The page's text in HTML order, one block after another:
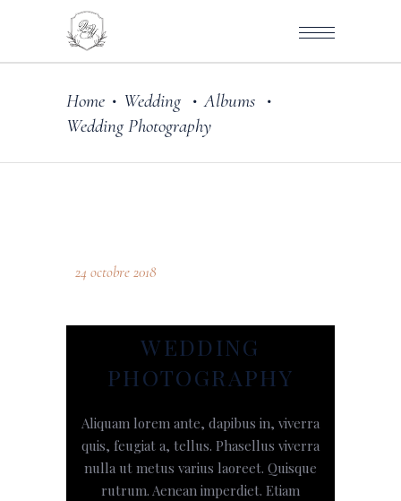
Home • Wedding •Albums •
Wedding Photography
24 octobre 2018
WEDDING
PHOTOGRAPHY
Aliquam lorem ante, dapibus in, viverra
quis, feugiat a, tellus. Phasellus viverra
nulla ut metus varius laoreet. Quisque
rutrum. Aenean imperdiet. Etiam